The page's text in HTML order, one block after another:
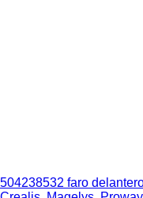
504238532 faro